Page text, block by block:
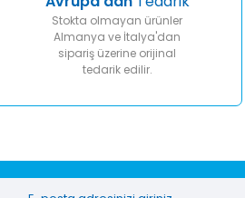
Stokta olmayan ürünler
Almanya ve İtalya'dan
sipariş üzerine orijinal
tedarik edilir.